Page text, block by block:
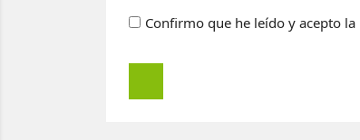
Confirmo que he leído y acepto la